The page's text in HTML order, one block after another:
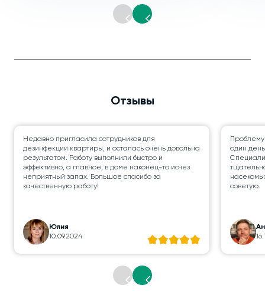
Отзывы
Недавно пригласила сотрудников для
дезинфекции квартиры, и осталась очень довольна
результатом. Работу выполнили быстро и
эффективно, а главное, в доме наконец-то исчез
неприятный запах. Большое спасибо за
качественную работу!
Юлия
10.09.2024
один
советую.